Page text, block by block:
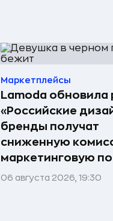
Маркетплейсы
Lamoda обновила
«Российские
бренды получат
сниженную
маркетинговую
06 августа 2026, 19:30